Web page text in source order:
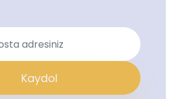
Kaydol